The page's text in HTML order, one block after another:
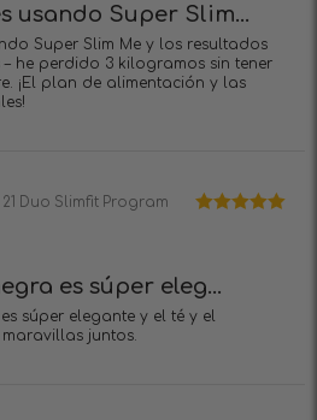
usando Super Slim...
Super Slim Me y los resultados
he perdido 3 kilogramos sin tener
¡El plan de alimentación y las
21 Duo Slimfit Program
es súper eleg...
súper elegante y el té y el
juntos.